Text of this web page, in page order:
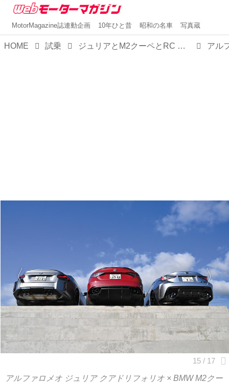
MotorMagazine誌連動企画 10年ひと昔 昭和の名車 写真蔵
HOME 試乗 ジュリアとM2クーペとRC Fを【比較試乗】。お楽しみはFRからはじまり、高揚感か官能性か精緻さかいずれかに至る
アルファロメオ ジュリア クアドリフォリオ × BMW M2クー